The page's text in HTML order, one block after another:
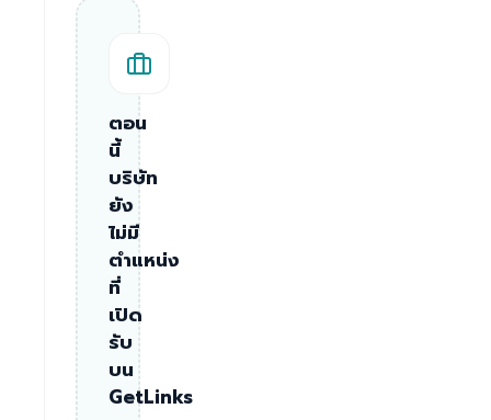
ตอน
นี้
บริษัท
ยัง
ไม่มี
ตำแหน่ง
ที่
เปิด
รับ
บน
GetLinks